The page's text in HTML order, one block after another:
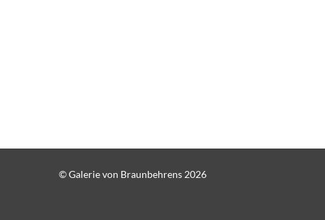
© Galerie von Braunbehrens 2026